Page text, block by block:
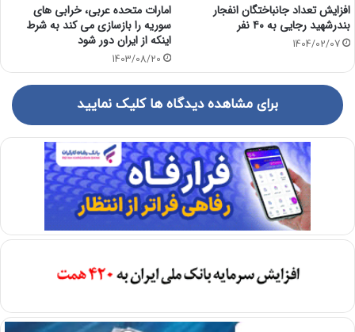
افزایش تعداد جانباختگان انفجار
بندرشهید رجایی به ۴۰ نفر
1404/02/07
امارات متحده عربی، خرابی های
سوریه را بازسازی می کند به شرط
اینکه از ایران دور شود
1403/08/20
برای مشاهده دیدگاه ها کلیک نمایید